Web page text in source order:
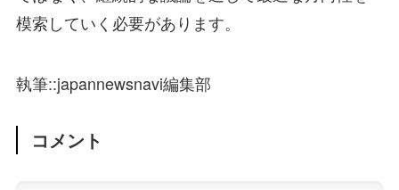
模索していく必要があります。
執筆::japannewsnavi編集部
コメント